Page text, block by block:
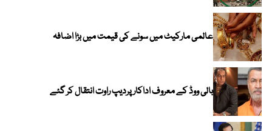
عالمی مارکیٹ میں سونے کی قیمت میں بڑا اضافہ
بالی ووڈ کے معروف اداکار پردیپ راوت انتقال کر گئے